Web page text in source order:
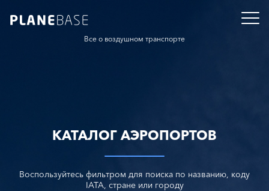
Все о воздушном транспорте
КАТАЛОГ АЭРОПОРТОВ
Воспользуйтесь фильтром для поиска по названию, коду
IATA, стране или городу